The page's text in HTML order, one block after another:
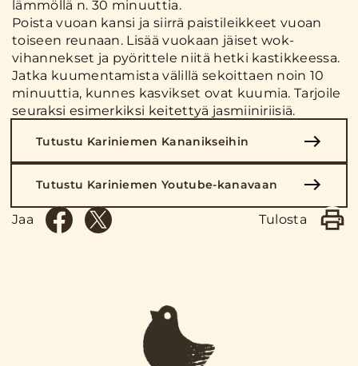
lämmöllä n. 30 minuuttia.
Poista vuoan kansi ja siirrä paistileikkeet vuoan
toiseen reunaan. Lisää vuokaan jäiset wok-
vihannekset ja pyörittele niitä hetki kastikkeessa.
Jatka kuumentamista välillä sekoittaen noin 10
minuuttia, kunnes kasvikset ovat kuumia. Tarjoile
seuraksi esimerkiksi keitettyä jasmiiniriisiä.
Tutustu Kariniemen Kananikseihin
Tutustu Kariniemen Youtube-kanavaan
Jaa Tulosta